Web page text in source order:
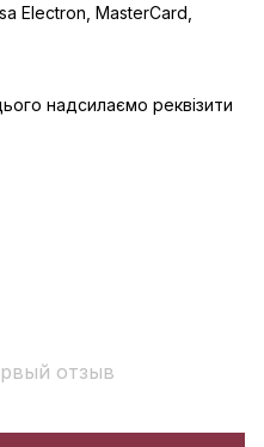
Electron, MasterCard,
надсилаємо реквізити
отзыв